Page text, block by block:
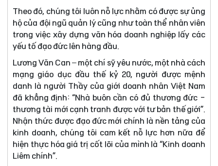
Theo đó, chúng tôi luôn nỗ lực nhằm có được sự ủng
hộ của đội ngũ quản lý cũng như toàn thể nhân viên
trong việc xây dựng văn hóa doanh nghiệp lấy các
yếu tố đạo đức lên hàng đầu.
Lương Văn Can – một chí sỹ yêu nước, một nhà cách
mạng giáo dục đầu thế kỷ 20, người được mệnh
danh là người Thầy của giới doanh nhân Việt Nam
đã khẳng định: “Nhà buôn cần có đủ thương đức -
thương tài mới cạnh tranh được với tư bản thế giới”.
Nhận thức được đạo đức mới chính là nền tảng của
kinh doanh, chúng tôi cam kết nỗ lực hơn nữa để
hiện thực hóa giá trị cốt lõi của mình là “Kinh doanh
Liêm chính”.